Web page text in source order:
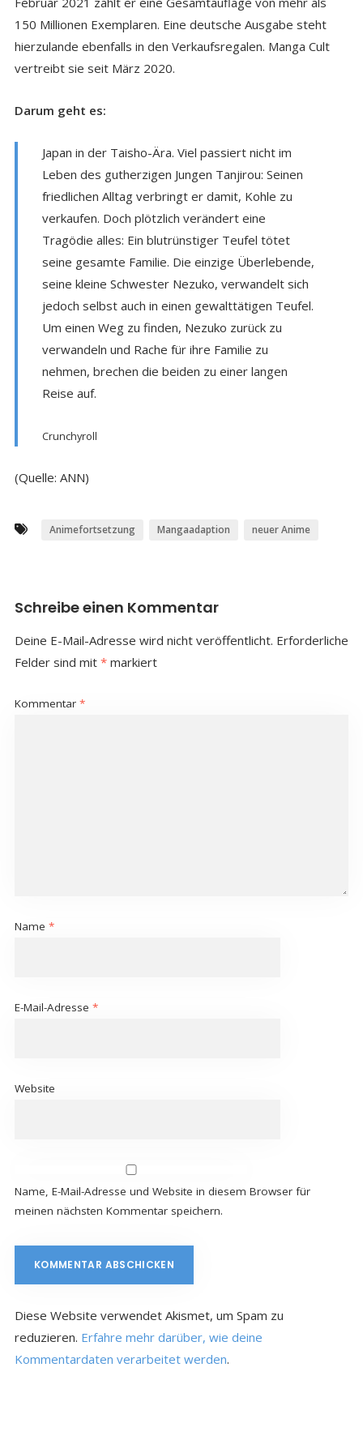
150 Millionen Exemplaren. Eine deutsche Ausgabe steht
hierzulande ebenfalls in den Verkaufsregalen. Manga Cult
vertreibt sie seit März 2020.
Darum geht es:
Japan in der Taisho-Ära. Viel passiert nicht im
Leben des gutherzigen Jungen Tanjirou: Seinen
friedlichen Alltag verbringt er damit, Kohle zu
verkaufen. Doch plötzlich verändert eine
Tragödie alles: Ein blutrünstiger Teufel tötet
seine gesamte Familie. Die einzige Überlebende,
seine kleine Schwester Nezuko, verwandelt sich
jedoch selbst auch in einen gewalttätigen Teufel.
Um einen Weg zu finden, Nezuko zurück zu
verwandeln und Rache für ihre Familie zu
nehmen, brechen die beiden zu einer langen
Reise auf.
Crunchyroll
(Quelle: ANN)
Animefortsetzung Mangaadaption neuer Anime
Schreibe einen Kommentar
Deine E-Mail-Adresse wird nicht veröffentlicht. Erforderliche
Felder sind mit *markiert
Kommentar *
Name *
E-Mail-Adresse *
Website
Name, E-Mail-Adresse und Website in diesem Browser für
meinen nächsten Kommentar speichern.
Diese Website verwendet Akismet, um Spam zu
reduzieren. Erfahre mehr darüber, wie deine
Kommentardaten verarbeitet werden.